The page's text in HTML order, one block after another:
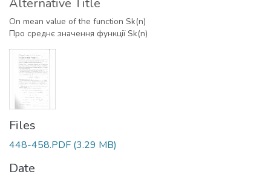
On mean value of the function Sk(n)
Про среднє значення функції Sk(n)
Files
448-458.PDF (3.29 MB)
Date